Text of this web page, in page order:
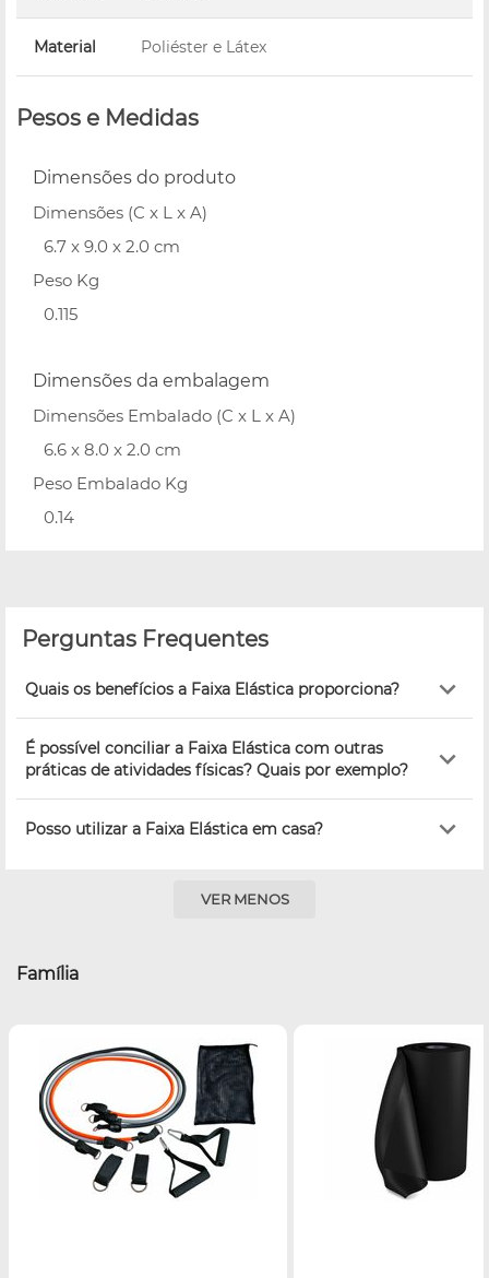
Material Poliéster e Látex
Pesos e Medidas
Dimensões do produto
Dimensões (C x L x A)
6.7 x 9.0 x 2.0 cm
Peso Kg
0.115
Dimensões da embalagem
Dimensões Embalado (C x L x A)
6.6 x 8.0 x 2.0 cm
Peso Embalado Kg
0.14
Perguntas Frequentes
Quais os benefícios a Faixa Elástica proporciona?
É possível conciliar a Faixa Elástica com outras
práticas de atividades físicas? Quais por exemplo?
Posso utilizar a Faixa Elástica em casa?
VER MENOS
Família